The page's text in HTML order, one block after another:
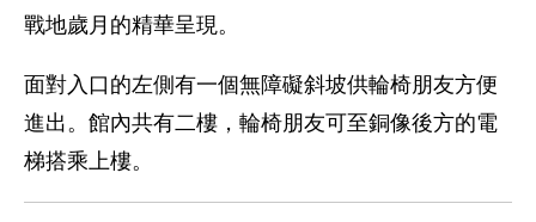
戰地歲月的精華呈現。
面對入口的左側有一個無障礙斜坡供輪椅朋友方便
進出。館內共有二樓，輪椅朋友可至銅像後方的電
梯搭乘上樓。